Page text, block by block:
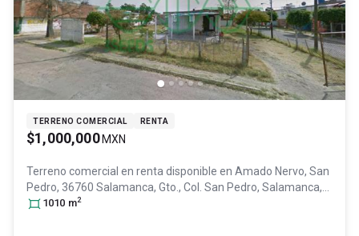
TERRENO COMERCIAL RENTA
$1,000,000 MXN
Terreno comercial en renta disponible en Amado Nervo, San
Pedro, 36760 Salamanca, Gto., Col. San Pedro, Salamanca,
Guanajuato
1010 m2